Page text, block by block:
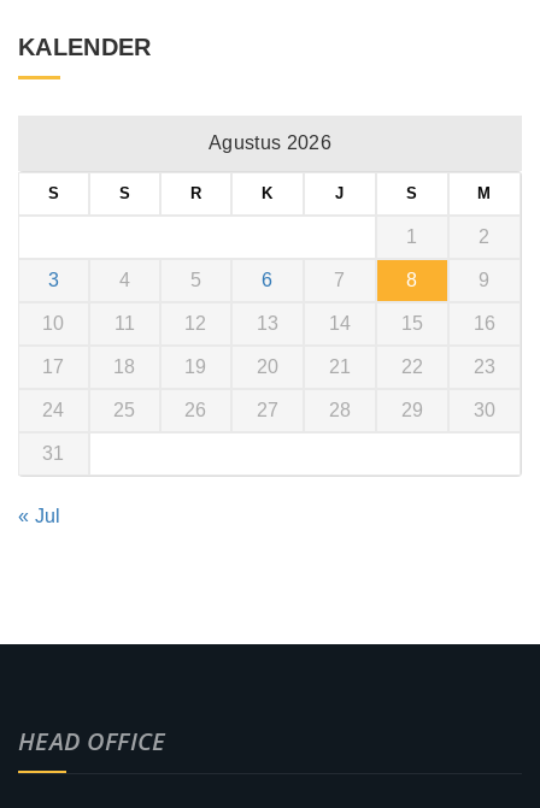
KALENDER
Agustus 2026
S S R K J S M
1 2
3 4 5 6 7 8 9
10 11 12 13 14 15 16
17 18 19 20 21 22 23
24 25 26 27 28 29 30
31
« Jul
HEAD OFFICE